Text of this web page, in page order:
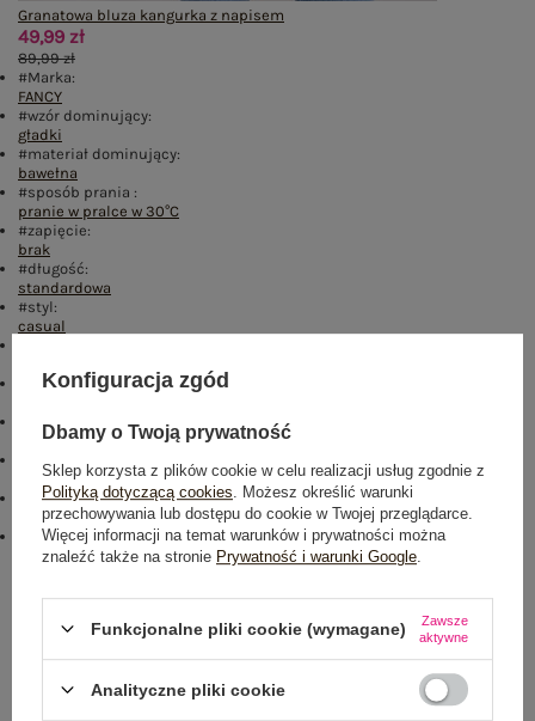
Granatowa bluza kangurka z napisem
49,99 zł
89,99 zł
#Marka:
FANCY
#wzór dominujący:
gładki
#materiał dominujący:
bawełna
#sposób prania :
pranie w pralce w 30°C
#zapięcie:
brak
#długość:
standardowa
#styl:
casual
#rękaw:
#dekolt:
kaptur
#cechy dodatkowe:
kieszeń,naszywki
#ocieplenie:
z ociepleniem
#modelka:
Modelka ma na sobie rozmiar one size. Wymiary modelki: wzrost 178
Konfiguracja zgód
Dbamy o Twoją prywatność
Sklep korzysta z plików cookie w celu realizacji usług zgodnie z
Polityką dotyczącą cookies . Możesz określić warunki
przechowywania lub dostępu do cookie w Twojej przeglądarce.
Więcej informacji na temat warunków i prywatności można
znaleźć także na stronie Prywatność i warunki Google
Funkcjonalne pliki cookie (wymagane)
Zawsze
aktywne
Analityczne pliki cookie